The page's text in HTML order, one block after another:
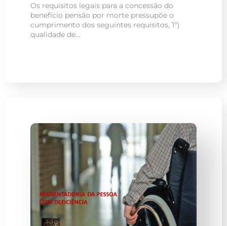
Os requisitos legais para a concessão do
benefício pensão por morte pressupõe o
cumprimento dos seguintes requisitos, 1º)
qualidade de…